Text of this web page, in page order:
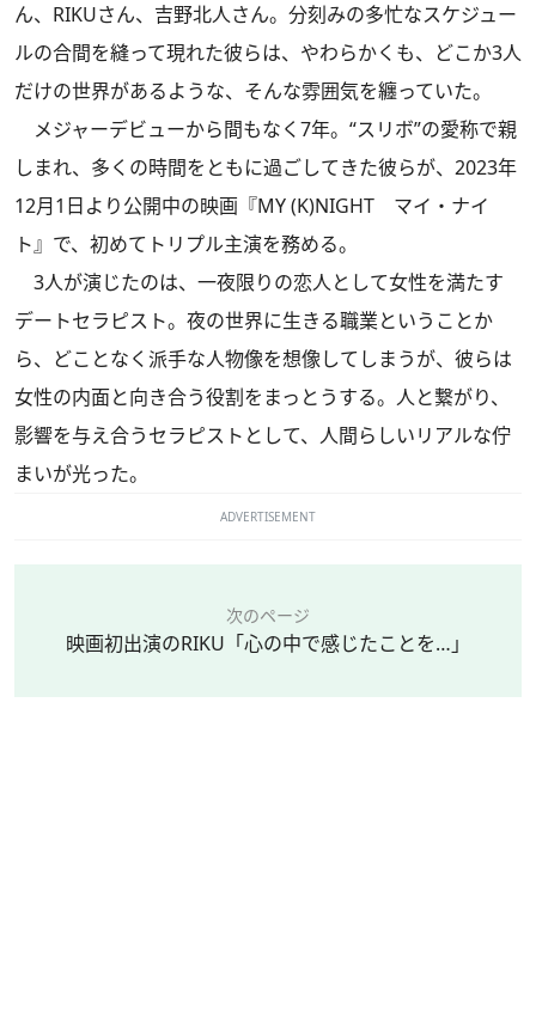
ん、RIKUさん、吉野北人さん。分刻みの多忙なスケジュー
ルの合間を縫って現れた彼らは、やわらかくも、どこか3人
だけの世界があるような、そんな雰囲気を纏っていた。
メジャーデビューから間もなく7年。“スリボ”の愛称で親
しまれ、多くの時間をともに過ごしてきた彼らが、2023年
12月1日より公開中の映画『MY (K)NIGHT マイ・ナイ
ト』で、初めてトリプル主演を務める。
3人が演じたのは、一夜限りの恋人として女性を満たす
デートセラピスト。夜の世界に生きる職業ということか
ら、どことなく派手な人物像を想像してしまうが、彼らは
女性の内面と向き合う役割をまっとうする。人と繋がり、
影響を与え合うセラピストとして、人間らしいリアルな佇
まいが光った。
ADVERTISEMENT
次のページ
映画初出演のRIKU「心の中で感じたことを…」